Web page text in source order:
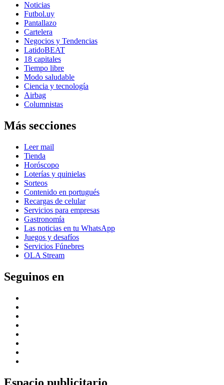
Noticias
Futbol.uy
Pantallazo
Cartelera
Negocios y Tendencias
LatidoBEAT
18 capitales
Tiempo libre
Modo saludable
Ciencia y tecnología
Airbag
Columnistas
Más secciones
Leer mail
Tienda
Horóscopo
Loterías y quinielas
Sorteos
Contenido en portugués
Recargas de celular
Servicios para empresas
Gastronomía
Las noticias en tu WhatsApp
Juegos y desafíos
Servicios Fúnebres
OLA Stream
Seguinos en